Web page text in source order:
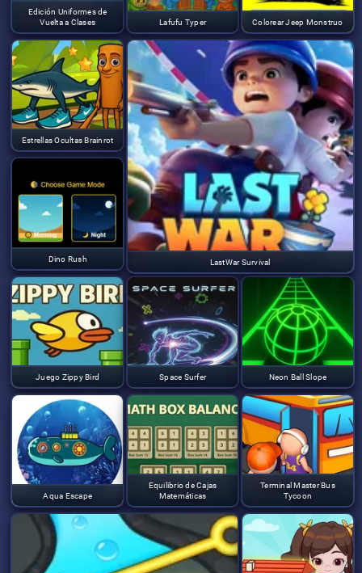
Edición Uniformes de
Vuelta a Clases
Lafufu Typer Colorear Jeep Monstruo
Estrellas Ocultas Brainrot
LastWar Survival
Dino Rush
Juego Zippy Bird Space Surfer Neon Ball Slope
Aqua Escape
Equilibrio de Cajas
Matemáticas
Terminal Master Bus
Tycoon